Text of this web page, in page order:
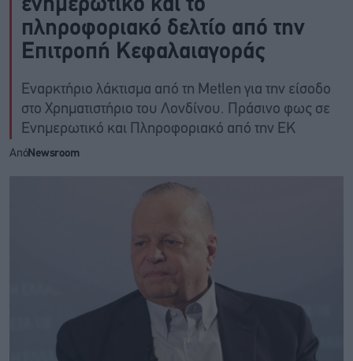
ενημερωτικό και το
πληροφοριακό δελτίο από την
Επιτροπή Κεφαλαιαγοράς
Εναρκτήριο λάκτισμα από τη Metlen για την είσοδο
στο Χρηματιστήριο του Λονδίνου. Πράσινο φως σε
Ενημερωτικό και Πληροφοριακό από την ΕΚ
ΑπόNewsroom